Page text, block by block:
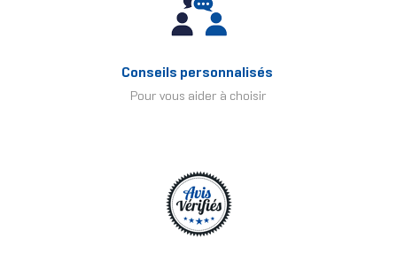
Conseils personnalisés
Pour vous aider à choisir